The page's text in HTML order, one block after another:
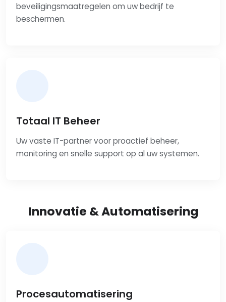
beveiligingsmaatregelen om uw bedrijf te
beschermen.
Totaal IT Beheer
Uw vaste IT-partner voor proactief beheer,
monitoring en snelle support op al uw systemen.
Innovatie & Automatisering
Procesautomatisering